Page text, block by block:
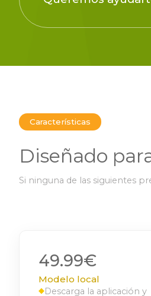
Características
Diseñado
Si ninguna de las siguientes
49.99€
Modelo local
◆Descarga la aplicación y